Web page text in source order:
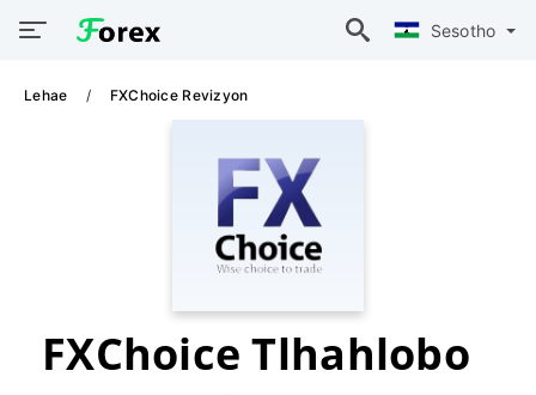
Sesotho
Lehae FXChoice Revizyon
FXChoice Tlhahlobo